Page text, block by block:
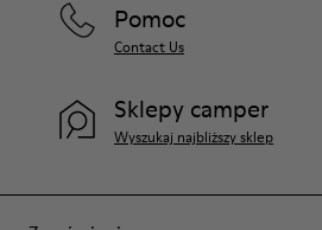
Pomoc
Contact Us
Sklepy camper
Wyszukaj najbliższy sklep